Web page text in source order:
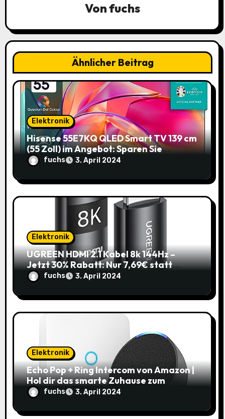
g
t
o
n
Vonfuchs
Ähnlicher Beitrag
Elektronik
Hisense 55E7KQ QLED Smart TV 139 cm
(55 Zoll) im Angebot: Sparen Sie
145,85€!
fuchs 3. April 2024
Elektronik
UGREEN HDMI 2.1 Kabel 8k 144Hz –
Jetzt 30% Rabatt: Nur 7,69€ statt
10,99€
fuchs 3. April 2024
Elektronik
Echo Pop + Ring Intercom von Amazon |
Hol dir das smarte Zuhause zum
Schnäppchenpreis!
fuchs 3. April 2024